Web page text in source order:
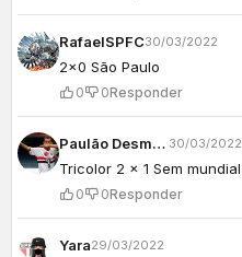
RafaelSPFC30/03/2022
2x0 São Paulo
0 0Responder
Paulão Desmaio 30/03/2022
Tricolor 2 x 1 Sem mundial
0 0Responder
Yara29/03/2022